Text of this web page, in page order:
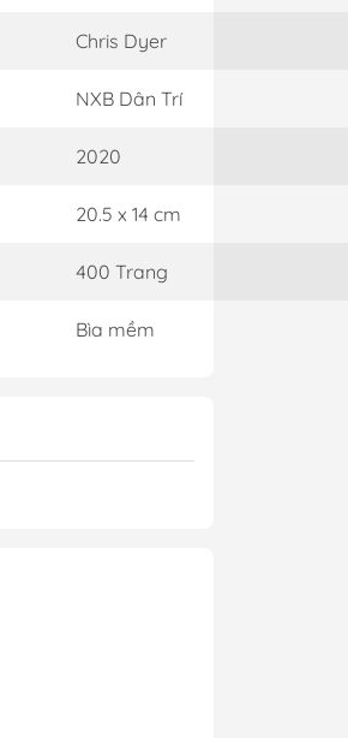
Chris Dyer
NXB Dân Trí
2020
20.5 x 14 cm
400 Trang
Bìa mềm